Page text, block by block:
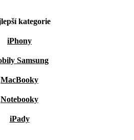
kategorie
iPhony
Samsung
MacBooky
Notebooky
iPady